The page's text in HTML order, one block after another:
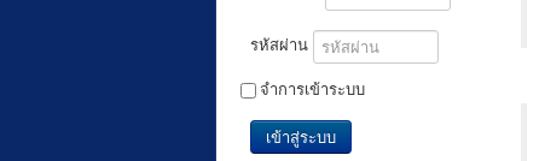
รหัสผ่าน
จำการเข้าระบบ
เข้าสู่ระบบ